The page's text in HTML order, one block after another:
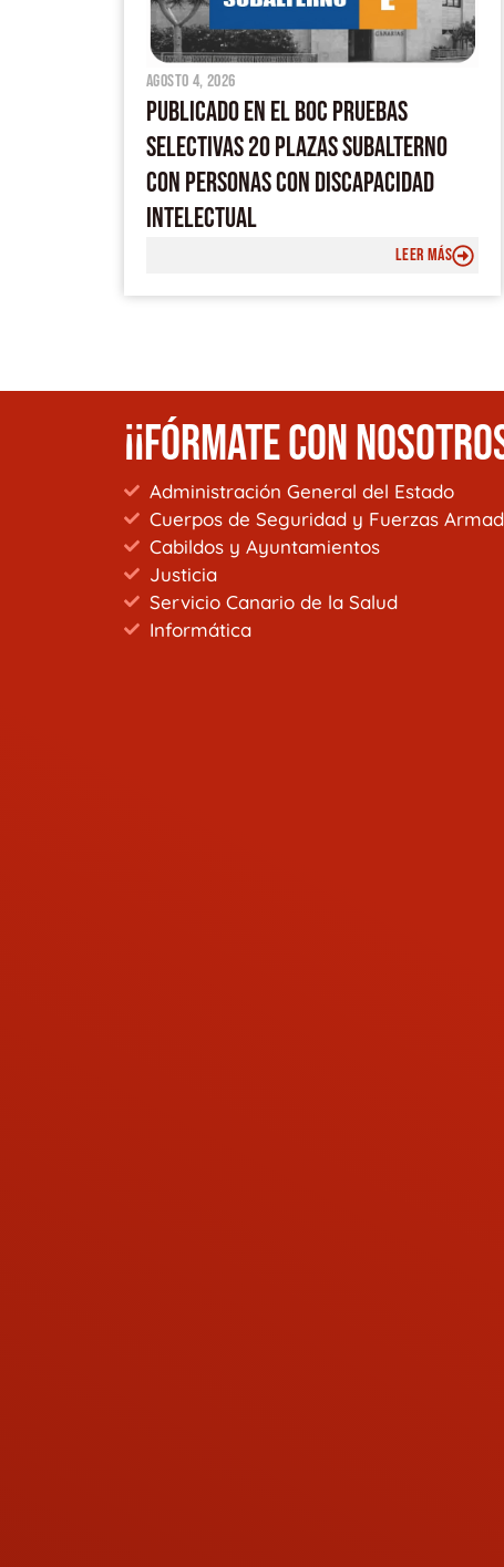
agosto 4, 2026
PUBLICADO EN EL BOC PRUEBAS
SELECTIVAS 20 PLAZAS SUBALTERNO
CON PERSONAS CON DISCAPACIDAD
INTELECTUAL
LEER MÁS
¡¡FÓRMATE CON
Administración General del Estado
Cuerpos de Seguridad y Fuerzas
Cabildos y Ayuntamientos
Justicia
Servicio Canario de la Salud
Informática